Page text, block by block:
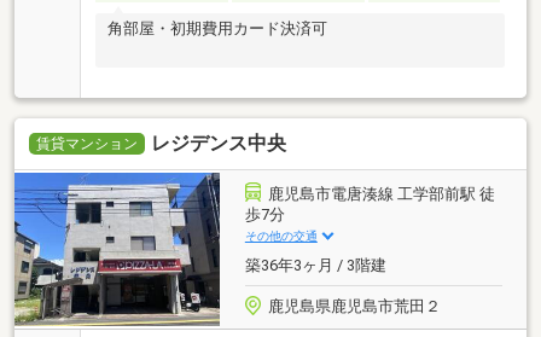
角部屋・初期費用カード決済可
賃貸マンション レジデンス中央
鹿児島市電唐湊線 工学部前駅 徒
歩7分
その他の交通
築36年3ヶ月 / 3階建
鹿児島県鹿児島市荒田２